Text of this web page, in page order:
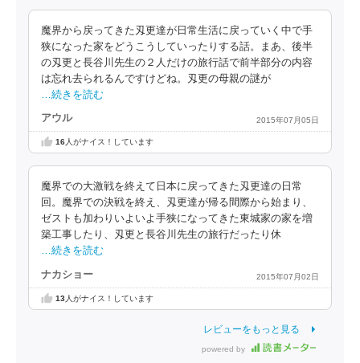
魔界から戻ってきた刄更達が日常生活に戻っていく中で手
狭になった家をどうこうしていったりする話。まあ、後半
の刄更と長谷川先生の２人だけの旅行話で前半部分の内容
は忘れ去られるんですけどね。刄更の母親の謎が
…続きを読む
アウル 2015年07月05日
16人がナイス！しています
魔界での大激戦を終えて日本に戻ってきた刄更達の日常
回。魔界での決戦を終え、刄更達が帰る間際から始まり、
ゼストも加わりいよいよ手狭になってきた東城家の家を増
築工事したり、刄更と長谷川先生の旅行だったり休
…続きを読む
ナカショー 2015年07月02日
13人がナイス！しています
レビューをもっと見る
powered by